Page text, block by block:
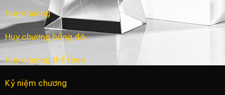
Huy chương
Huy chương bóng đá
Huy chương thể thao
Kỷ niệm chương